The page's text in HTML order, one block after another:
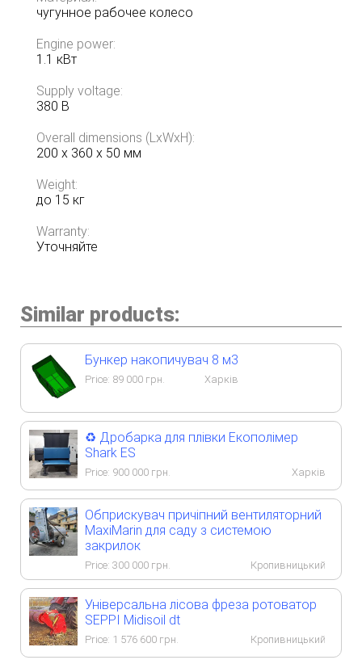
чугунное рабочее колесо
Engine power:
1.1 кВт
Supply voltage:
380 В
Overall dimensions (LxWxH):
200 х 360 х 50 мм
Weight:
до 15 кг
Warranty:
Уточняйте
Similar products:
Бункер накопичувач 8 м3
Price: 89 000 грн. Харків
♻️ Дробарка для плівки Екополімер
Shark ES
Price: 900 000 грн. Харків
Обприскувач причіпний вентиляторний
MaxiMarin для саду з системою
закрилок
Price: 300 000 грн. Кропивницький
Універсальна лісова фреза ротоватор
SEPPI Midisoil dt
Price: 1 576 600 грн. Кропивницький